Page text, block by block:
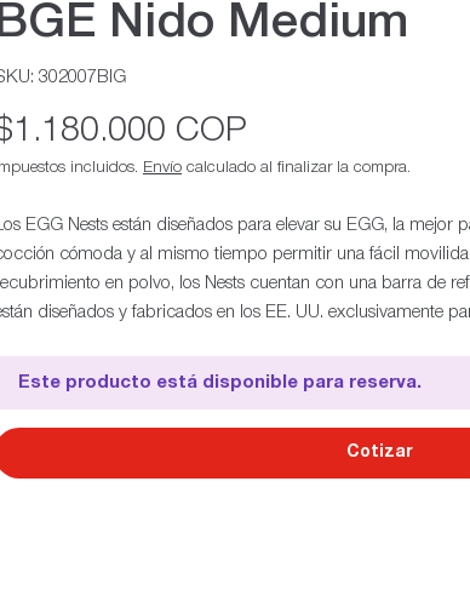
BGE Nido Medium
302007BIG
COP
Impuestos incluidos. Envío calculado al finalizar la compra.
EGG Nests están diseñados para elevar su EGG, la mejor
cómoda y al mismo tiempo permitir una fácil
en polvo, los Nests cuentan con una barra de
diseñados y fabricados en los EE. UU. exclusivamente
Este producto está disponible para reserva.
Cotizar